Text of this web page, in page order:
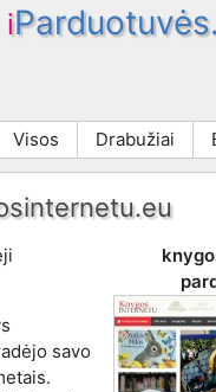
i
Visos Drabužiai
savo